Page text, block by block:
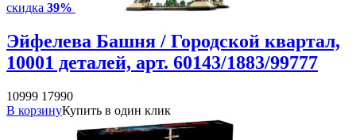
скидка 39%
Эйфелева Башня / Городской квартал,
10001 деталей, арт. 60143/1883/99777
10999 17990
В корзинуКупить в один клик